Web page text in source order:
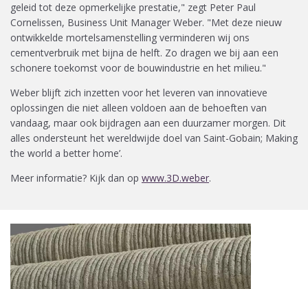
geleid tot deze opmerkelijke prestatie," zegt Peter Paul
Cornelissen, Business Unit Manager Weber. "Met deze nieuw
ontwikkelde mortelsamenstelling verminderen wij ons
cementverbruik met bijna de helft. Zo dragen we bij aan een
schonere toekomst voor de bouwindustrie en het milieu."
Weber blijft zich inzetten voor het leveren van innovatieve
oplossingen die niet alleen voldoen aan de behoeften van
vandaag, maar ook bijdragen aan een duurzamer morgen. Dit
alles ondersteunt het wereldwijde doel van Saint-Gobain; Making
the world a better home’.
Meer informatie? Kijk dan op www.3D.weber.